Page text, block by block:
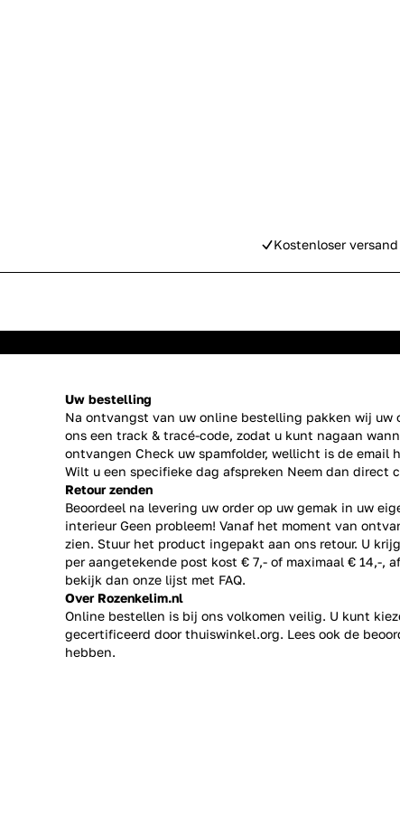
Kostenloser
Uw bestelling
Na ontvangst van uw online bestelling pakken wij
ons een track & tracé-code, zodat u kunt nagaan
ontvangen Check uw spamfolder, wellicht is de email
Wilt u een specifieke dag afspreken Neem dan direct
Retour zenden
Beoordeel na levering uw order op uw gemak in uw
interieur Geen probleem! Vanaf het moment van
zien. Stuur het product ingepakt aan ons retour. U
per aangetekende post kost € 7,- of maximaal € 14,-,
bekijk dan onze lijst met FAQ.
Over Rozenkelim.nl
Online bestellen is bij ons volkomen veilig. U kunt
gecertificeerd door thuiswinkel.org. Lees ook de
hebben.